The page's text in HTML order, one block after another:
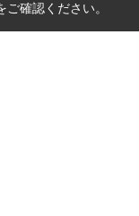
ご確認ください。